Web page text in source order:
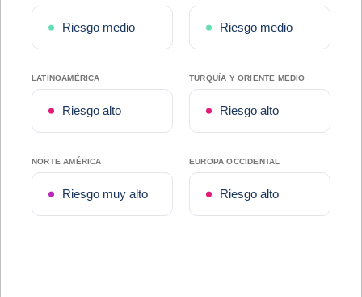
Riesgo medio Riesgo medio
LATINOAMÉRICA
Riesgo alto
TURQUÍA Y ORIENTE MEDIO
Riesgo alto
NORTE AMÉRICA
Riesgo muy alto
EUROPA OCCIDENTAL
Riesgo alto